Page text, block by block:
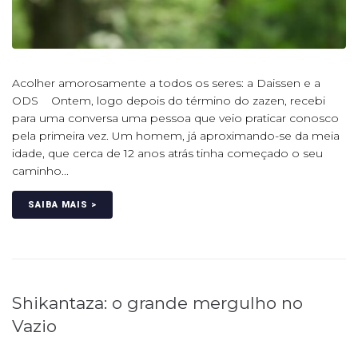
Acolher amorosamente a todos os seres: a Daissen e a
ODS Ontem, logo depois do término do zazen, recebi
para uma conversa uma pessoa que veio praticar conosco
pela primeira vez. Um homem, já aproximando-se da meia
idade, que cerca de 12 anos atrás tinha começado o seu
caminho...
SAIBA MAIS >
Shikantaza: o grande mergulho no
Vazio